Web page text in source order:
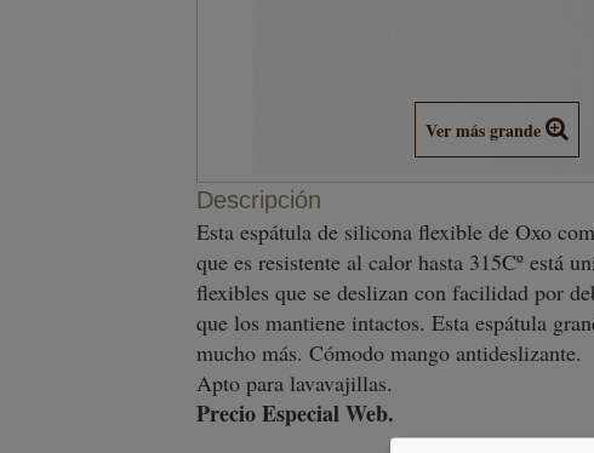
Ver más grande
Descripción
Esta espátula de silicona flexible de Oxo
que es resistente al calor hasta 315Cº está
flexibles que se deslizan con facilidad por
que los mantiene intactos. Esta espátula
mucho más. Cómodo mango antideslizante.
Apto para lavavajillas.
Precio Especial Web.